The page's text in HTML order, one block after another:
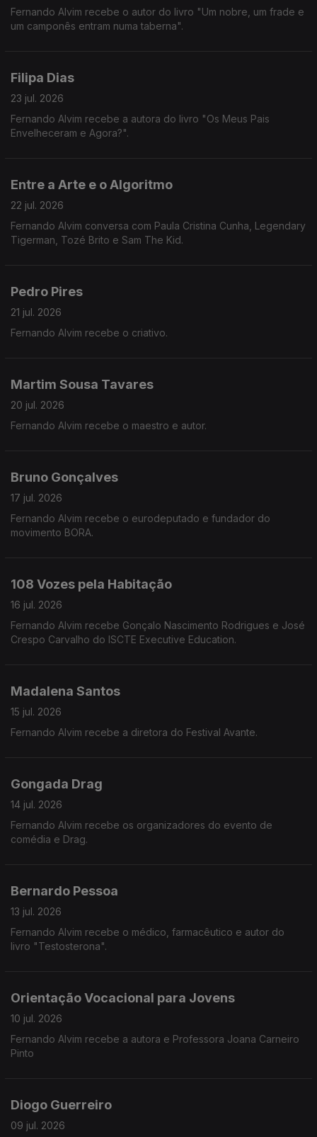
Fernando Alvim recebe o autor do livro "Um nobre, um frade e
um camponês entram numa taberna".
Filipa Dias
23 jul. 2026
Fernando Alvim recebe a autora do livro "Os Meus Pais
Envelheceram e Agora?".
Entre a Arte e o Algoritmo
22 jul. 2026
Fernando Alvim conversa com Paula Cristina Cunha, Legendary
Tigerman, Tozé Brito e Sam The Kid.
Pedro Pires
21 jul. 2026
Fernando Alvim recebe o criativo.
Martim Sousa Tavares
20 jul. 2026
Fernando Alvim recebe o maestro e autor.
Bruno Gonçalves
17 jul. 2026
Fernando Alvim recebe o eurodeputado e fundador do
movimento BORA.
108 Vozes pela Habitação
16 jul. 2026
Fernando Alvim recebe Gonçalo Nascimento Rodrigues e José
Crespo Carvalho do ISCTE Executive Education.
Madalena Santos
15 jul. 2026
Fernando Alvim recebe a diretora do Festival Avante.
Gongada Drag
14 jul. 2026
Fernando Alvim recebe os organizadores do evento de
comédia e Drag.
Bernardo Pessoa
13 jul. 2026
Fernando Alvim recebe o médico, farmacêutico e autor do
livro "Testosterona".
Orientação Vocacional para Jovens
10 jul. 2026
Fernando Alvim recebe a autora e Professora Joana Carneiro
Pinto
Diogo Guerreiro
09 jul. 2026